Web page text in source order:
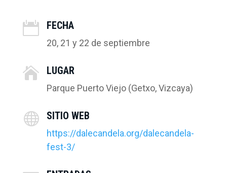
 FECHA
20, 21 y 22 de septiembre
 LUGAR
Parque Puerto Viejo (Getxo, Vizcaya)
 SITIO WEB
https://dalecandela.org/dalecandela-
fest-3/